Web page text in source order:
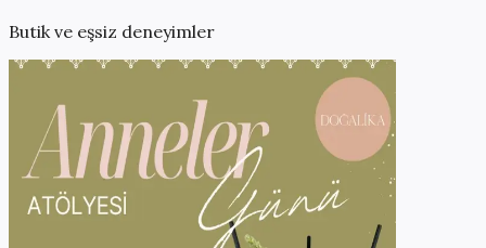
Butik ve eşsiz deneyimler